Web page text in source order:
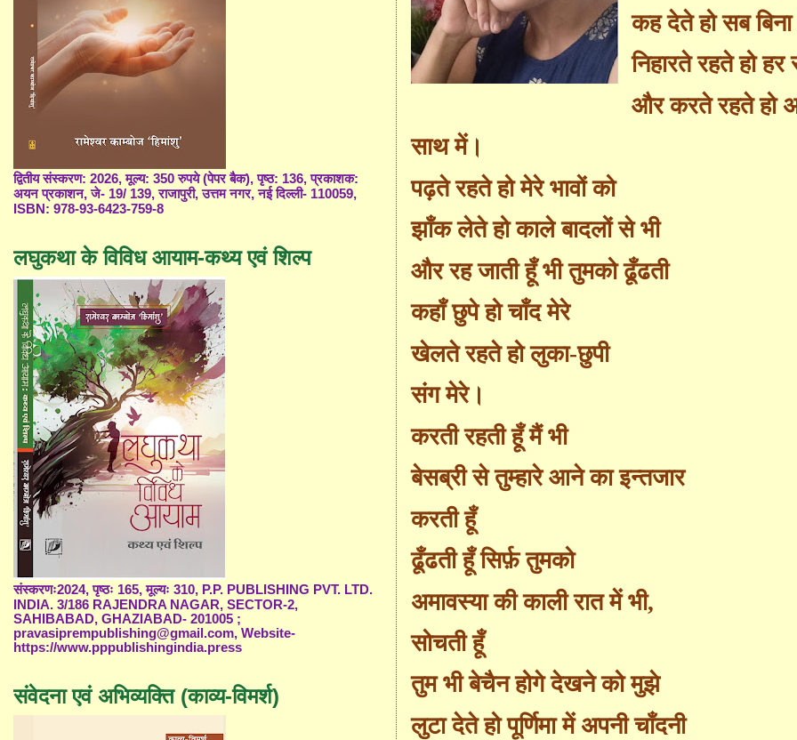
कह देते हो सब
निहारते रहते हो हर
और करते रहते हो
साथ में।
पढ़ते रहते हो मेरे भावों को
झाँक लेते हो काले बादलों से भी
और रह जाती हूँ भी तुमकोढूँढती
कहाँ छुपे हो चाँद मेरे
खेलते रहते हो लुका-छुपी
संग मेरे।
करती रहती हूँ मैं भी
बेसब्रीसे तुम्हारे आने का इन्तजार
करती हूँ
ढूँढती हूँसिर्फ़तुमको
अमावस्या की काली रात में भी,
सोचती हूँ
तुम भी बेचैन होगे देखने को मुझे
लुटा देते हो पूर्णिमा में अपनी चाँदनी
द्वितीय संस्करण: 2026, मूल्य: 350 रुपये (पेपर बैक), पृष्ठ: 136, प्रकाशक:
अयन प्रकाशन, जे- 19/ 139, राजापुरी, उत्तम नगर, नई दिल्ली- 110059,
ISBN: 978-93-6423-759-8
लघुकथा के विविध आयाम-कथ्य एवं शिल्प
संस्करणः2024, पृष्ठः 165, मूल्यः 310, P.P. PUBLISHING PVT. LTD.
INDIA. 3/186 RAJENDRA NAGAR, SECTOR-2,
SAHIBABAD, GHAZIABAD- 201005 ;
pravasiprempublishing@gmail.com, Website-
https://www.pppublishingindia.press
संवेदना एवं अभिव्यक्ति (काव्य-विमर्श)